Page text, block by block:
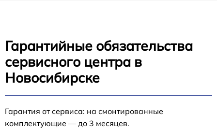
Гарантийные обязательства
сервисного центра в
Новосибирске
Гарантия от сервиса: на смонтированные
комплектующие — до 3 месяцев.